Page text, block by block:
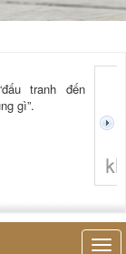
tranh đến
gì”.